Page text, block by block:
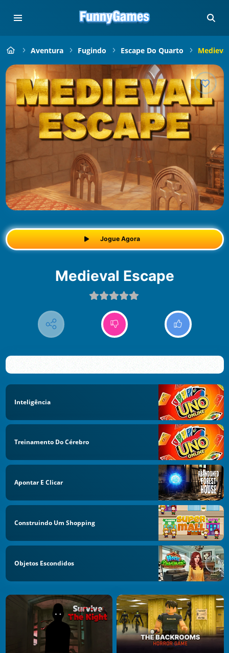
Aventura Fugindo Escape Do Quarto
Jogue Agora
Medieval Escape
Inteligência
Treinamento Do Cérebro
Apontar E Clicar
Construindo Um Shopping
Objetos Escondidos